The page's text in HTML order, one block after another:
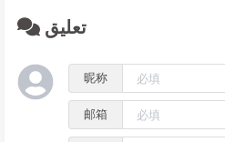
تعليق
昵称
邮箱